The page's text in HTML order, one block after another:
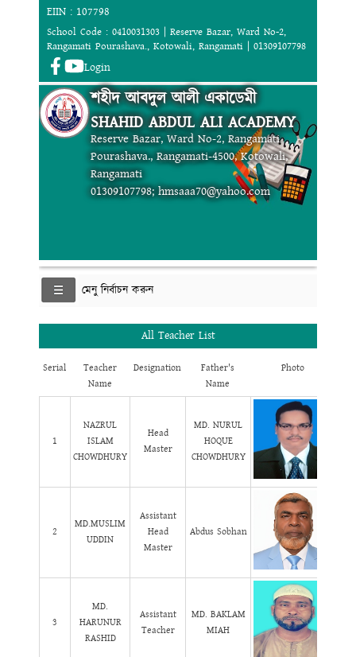
EIIN : 107798
School Code : 0410031303 | Reserve Bazar, Ward No-2,
Rangamati Pourashava., Kotowali, Rangamati | 01309107798
Login
শহীদ আবদুল আলী একাডেমী
SHAHID ABDUL ALI ACADEMY
Reserve Bazar, Ward No-2, Rangamati
Pourashava., Rangamati-4500, Kotowali,
Rangamati
01309107798; hmsaaa70@yahoo.com
মেনু নির্বাচন করুন
All Teacher List
Serial
Teacher
Name
Designation
Father's
Name
Photo
1
NAZRUL
ISLAM
CHOWDHURY
Head
Master
MD. NURUL
HOQUE
CHOWDHURY
2
MD.MUSLIM
UDDIN
Assistant
Head
Master
Abdus Sobhan
3
MD.
HARUNUR
RASHID
Assistant
Teacher
MD. BAKLAM
MIAH